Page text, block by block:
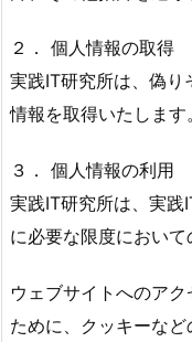
２． 個人情報の取得
実践IT研究所は、偽り
情報を取得いたします。
３． 個人情報の利用
実践IT研究所は、実践
に必要な限度において
ウェブサイトへのア
ために、クッキーな